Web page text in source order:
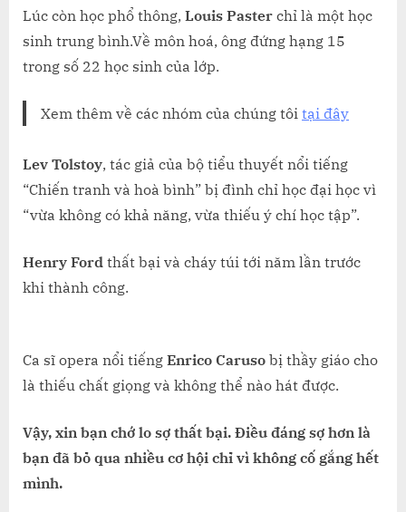
Lúc còn học phổ thông, Louis Paster chỉ là một học
sinh trung bình.Về môn hoá, ông đứng hạng 15
trong số 22 học sinh của lớp.
Xem thêm về các nhóm của chúng tôi tại đây
Lev Tolstoy, tác giả của bộ tiểu thuyết nổi tiếng
“Chiến tranh và hoà bình” bị đình chỉ học đại học vì
“vừa không có khả năng, vừa thiếu ý chí học tập”.
Henry Ford thất bại và cháy túi tới năm lần trước
khi thành công.
Ca sĩ opera nổi tiếng Enrico Caruso bị thầy giáo cho
là thiếu chất giọng và không thể nào hát được.
Vậy, xin bạn chớ lo sợ thất bại. Điều đáng sợ hơn là
bạn đã bỏ qua nhiều cơ hội chỉ vì không cố gắng hết
mình.